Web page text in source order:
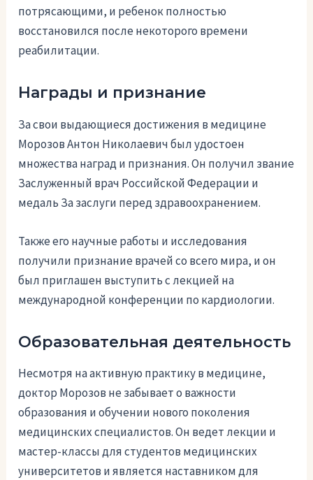
потрясающими, и ребенок полностью
восстановился после некоторого времени
реабилитации.
Награды и признание
За свои выдающиеся достижения в медицине
Морозов Антон Николаевич был удостоен
множества наград и признания. Он получил звание
Заслуженный врач Российской Федерации и
медаль За заслуги перед здравоохранением.
Также его научные работы и исследования
получили признание врачей со всего мира, и он
был приглашен выступить с лекцией на
международной конференции по кардиологии.
Образовательная деятельность
Несмотря на активную практику в медицине,
доктор Морозов не забывает о важности
образования и обучении нового поколения
медицинских специалистов. Он ведет лекции и
мастер-классы для студентов медицинских
университетов и является наставником для